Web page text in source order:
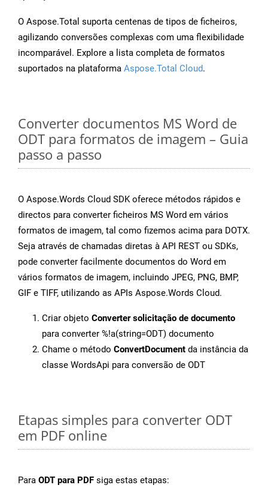
O Aspose.Total suporta centenas de tipos de ficheiros,
agilizando conversões complexas com uma flexibilidade
incomparável. Explore a lista completa de formatos
suportados na plataforma Aspose.Total Cloud.
Converter documentos MS Word de
ODT para formatos de imagem – Guia
passo a passo
O Aspose.Words Cloud SDK oferece métodos rápidos e
directos para converter ficheiros MS Word em vários
formatos de imagem, tal como fizemos acima para DOTX.
Seja através de chamadas diretas à API REST ou SDKs,
pode converter facilmente documentos do Word em
vários formatos de imagem, incluindo JPEG, PNG, BMP,
GIF e TIFF, utilizando as APIs Aspose.Words Cloud.
Criar objeto Converter solicitação de documento
para converter %!a(string=ODT) documento
Chame o método ConvertDocument da instância da
classe WordsApi para conversão de ODT
Etapas simples para converter ODT
em PDF online
Para ODT para PDF siga estas etapas: